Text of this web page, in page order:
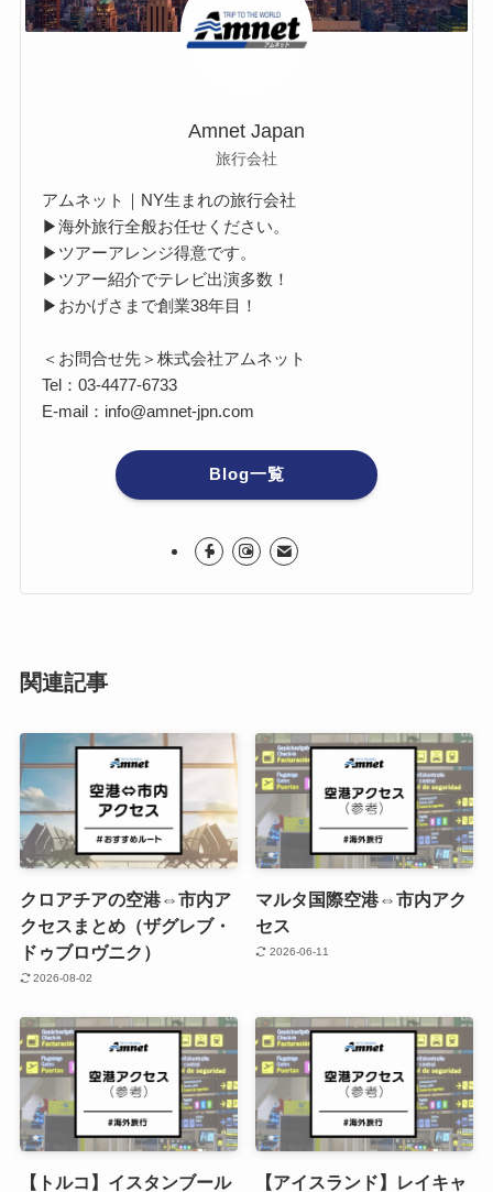
Amnet Japan
旅行会社
アムネット｜NY生まれの旅行会社
▶海外旅行全般お任せください。
▶ツアーアレンジ得意です。
▶ツアー紹介でテレビ出演多数！
▶おかげさまで創業38年目！
＜お問合せ先＞株式会社アムネット
Tel：03-4477-6733
E-mail：info@amnet-jpn.com
Blog一覧
関連記事
クロアチアの空港⇔市内ア
クセスまとめ（ザグレブ・
ドゥブロヴニク）
2026-08-02
マルタ国際空港⇔市内アク
セス
2026-06-11
【トルコ】イスタンブール
【アイスランド】レイキャ